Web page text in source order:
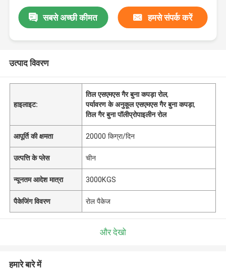
सबसे अच्छी कीमत हमसे संपर्क करें
उत्पाद विवरण
हाइलाइट:
तिल एसएमएस गैर बुना कपड़ा रोल,
पर्यावरण के अनुकूल एसएमएस गैर बुना कपड़ा,
तिल गैर बुना पॉलीप्रोपाइलीन रोल
आपूर्ति की क्षमता 20000 किग्रा/दिन
उत्पत्ति के प्लेस चीन
न्यूनतम आदेश मात्रा 3000KGS
पैकेजिंग विवरण रोल पैकेज
और देखो
हमारे बारे में